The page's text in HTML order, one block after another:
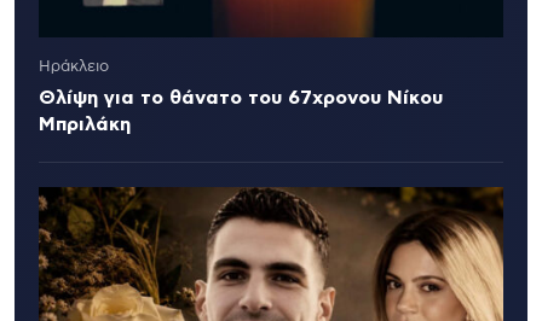
Ηράκλειο
Θλίψη για το θάνατο του 67χρονου Νίκου
Μπριλάκη